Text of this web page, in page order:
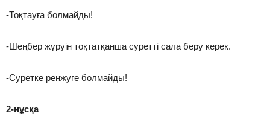
-Тоқтауға болмайды!
-Шеңбер жүруін тоқтатқанша суретті сала беру керек.
-Суретке ренжуге болмайды!
2-нұсқа